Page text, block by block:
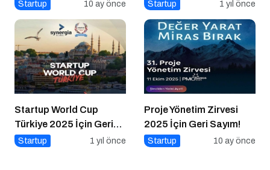
Startup 10 ay önce Startup 1 yıl önce
Startup World Cup
Türkiye 2025 İçin Geri
Sayım!
Startup 1 yıl önce
Proje Yönetim Zirvesi
2025 İçin Geri Sayım!
Startup 10 ay önce